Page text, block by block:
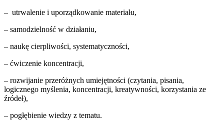
– utrwalenie i uporządkowanie materiału,
– samodzielność w działaniu,
– naukę cierpliwości, systematyczności,
– ćwiczenie koncentracji,
– rozwijanie przeróżnych umiejętności (czytania, pisania,
logicznego myślenia, koncentracji, kreatywności, korzystania ze
źródeł),
– pogłębienie wiedzy z tematu.